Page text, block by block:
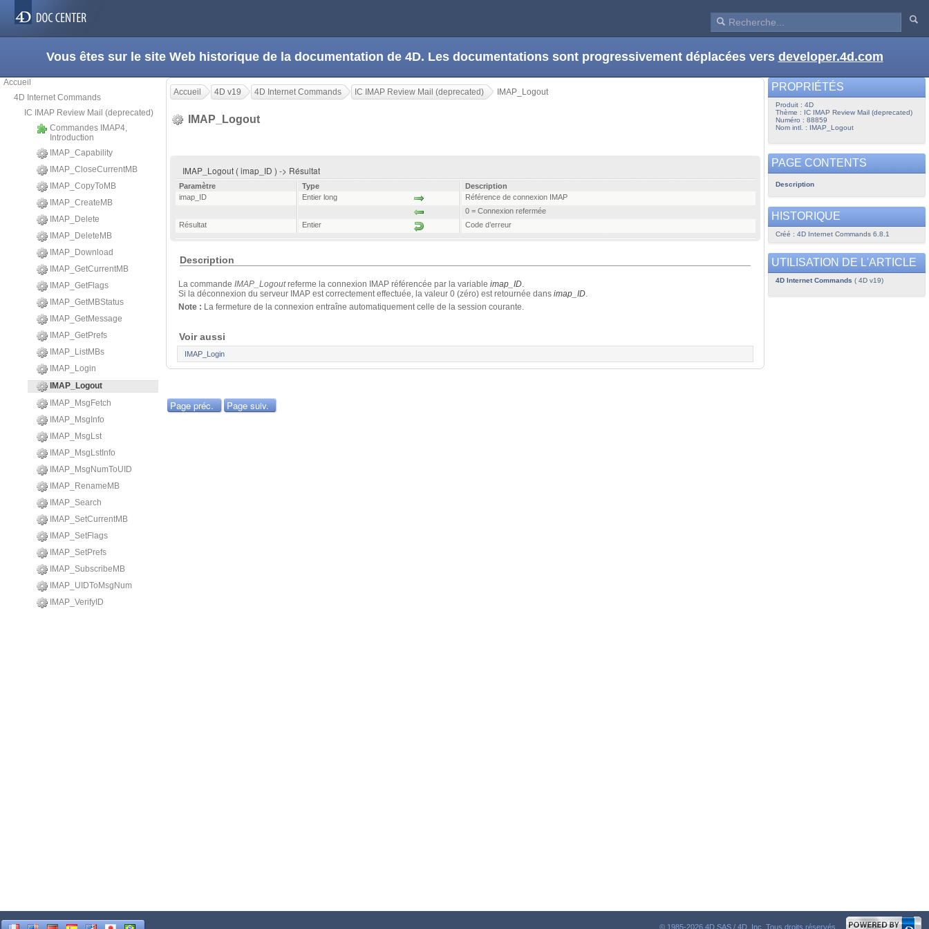
Vous êtes sur le site Web historique de la documentation de 4D. Les documentations sont progressivement déplacées vers developer.4d.com
Accueil
4D Internet Commands
IC IMAP Review Mail (deprecated)
Commandes IMAP4,
Introduction
IMAP_Capability
IMAP_CloseCurrentMB
IMAP_CopyToMB
IMAP_CreateMB
IMAP_Delete
IMAP_DeleteMB
IMAP_Download
IMAP_GetCurrentMB
IMAP_GetFlags
IMAP_GetMBStatus
IMAP_GetMessage
IMAP_GetPrefs
IMAP_ListMBs
IMAP_Login
IMAP_Logout
IMAP_MsgFetch
IMAP_MsgInfo
IMAP_MsgLst
IMAP_MsgLstInfo
IMAP_MsgNumToUID
IMAP_RenameMB
IMAP_Search
IMAP_SetCurrentMB
IMAP_SetFlags
IMAP_SetPrefs
IMAP_SubscribeMB
IMAP_UIDToMsgNum
IMAP_VerifyID
Accueil 4D v19 4D Internet Commands IC IMAP Review Mail (deprecated) IMAP_Logout
IMAP_Logout
IMAP_Logout ( imap_ID ) -> Résultat
Paramètre Type
Description
imap_ID
Entier long
Référence de connexion IMAP
0 = Connexion refermée
Résultat
Entier Code d’erreur
Description
La commande IMAP_Logoutreferme la connexion IMAP référencée par la variable imap_ID.
Si la déconnexion du serveur IMAP est correctement effectuée, la valeur 0 (zéro) est retournée dans imap_ID.
Note : La fermeture de la connexion entraîne automatiquement celle de la session courante.
Voir aussi
IMAP_Login
Page préc. Page suiv.
PROPRIÉTÉS
Produit : 4D
Thème : IC IMAP Review Mail (deprecated)
Numéro : 88859
Nom intl. : IMAP_Logout
PAGE CONTENTS
Description
HISTORIQUE
Créé : 4D Internet Commands 6.8.1
UTILISATION DE L'ARTICLE
4D Internet Commands ( 4D v19)
© 1985-2026 4D SAS / 4D, Inc. Tous droits réservés.